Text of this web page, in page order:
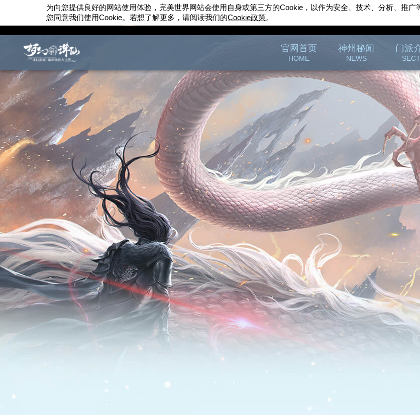
官网首页
HOME
神州秘闻
NEWS
门派
为向您提供良好的网站使用体验，完美世界网站会使用自身或第三方的Cookie ，以作为安全、技术、分析、推
您同意我们使用Cookie。若想了解更多，请阅读我们的Cookie政策。